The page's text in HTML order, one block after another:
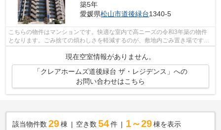
築5年
愛媛県松山市道後緑台1340-5
こちらの物件はマンションです。快適な室内で高ニーズの令和3年築の物件
となります。ごみ捨ての煩わしさを軽減するのが、敷地内ごみ置き場です。
現在空室情報がありません。
「クレアホームズ道後緑台 ザ・レジデンス」への
お問い合わせはこちら
該当物件数 29棟 空き数 54 件 1～29 棟を表示